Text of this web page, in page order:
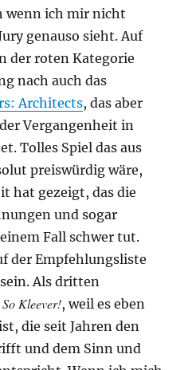
wenn ich mir nicht
genauso sieht. Auf
der roten Kategorie
nach auch das
Architects, das aber
Vergangenheit in
Tolles Spiel das aus
preiswürdig wäre,
hat gezeigt, das die
und sogar
Fall schwer tut.
der Empfehlungsliste
Als dritten
So Kleever!, weil es eben
die seit Jahren den
und dem Sinn und